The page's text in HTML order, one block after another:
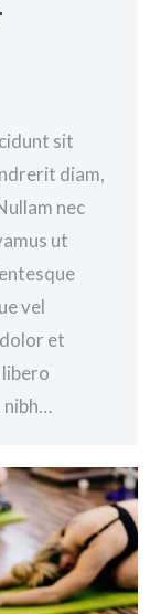
sit
diam,
nec
ut
vel
et
nibh…